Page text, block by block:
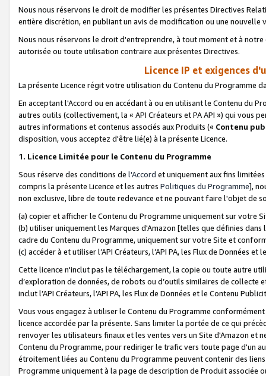
Nous nous réservons le droit de modifier les présentes Directives
entière discrétion, en publiant un avis de modification ou une nouvelle
Nous nous réservons le droit d'entreprendre, à tout moment et à
autorisée ou toute utilisation contraire aux présentes Directives.
Licence IP et exigences
La présente Licence régit votre utilisation du Contenu du Programme
En acceptant l'Accord ou en accédant à ou en utilisant le Contenu du
autres outils (collectivement, la « API Créateurs et PA API ») qui vous
autres informations et contenus associés aux Produits (« Contenu
disposition, vous acceptez d'être lié(e) à la présente Licence.
1. Licence Limitée pour le Contenu du Programme
Sous réserve des conditions de l'Accord et uniquement aux fins
compris la présente Licence et les autres Politiques du Programme],
non exclusive, libre de toute redevance et ne pouvant faire l'objet de
(a) copier et afficher le Contenu du Programme uniquement sur votre
(b) utiliser uniquement les Marques d'Amazon [telles que définies dans
cadre du Contenu du Programme, uniquement sur votre Site et
(c) accéder à et utiliser l’API Créateurs, l’API PA, les Flux de Données
Cette licence n'inclut pas le téléchargement, la copie ou toute autre
d’exploration de données, de robots ou d’outils similaires de
inclut l’API Créateurs, l’API PA, les Flux de Données et le Contenu
Vous vous engagez à utiliser le Contenu du Programme
licence accordée par la présente. Sans limiter la portée de ce qui
renvoyer les utilisateurs finaux et les ventes vers un Site d'Amazon et
Contenu du Programme, pour rediriger le trafic vers toute page d'un
étroitement liées au Contenu du Programme peuvent contenir des
Programme uniquement à la page de description de Produit associée